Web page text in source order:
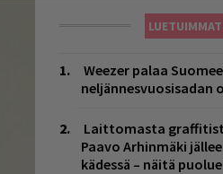
Weezer palaa
neljännesvuosisadan
Laittomasta
Paavo Arhinmäki
kädessä – näitä